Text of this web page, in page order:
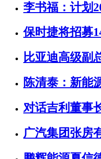
李书福：计划
保时捷将招募
比亚迪高级副
陈清泰：新能
对话吉利董事
广汽集团张房